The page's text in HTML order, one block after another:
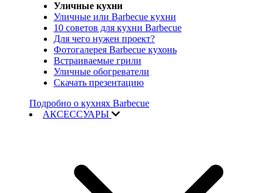
Уличные кухни
Уличные или Barbecue кухни
10 советов для кухни Barbecue
Для чего нужен проект?
Фотогалерея Barbecue кухонь
Встраиваемые грили
Уличные обогреватели
Скачать презентацию
Подробно о кухнях Barbecue
АКСЕССУАРЫ